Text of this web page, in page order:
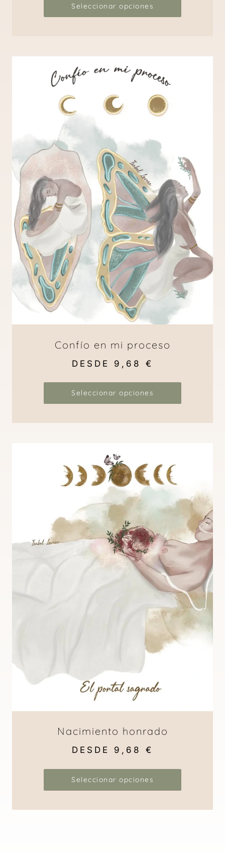
Seleccionar opciones
Confío en mi proceso
DESDE 9,68 €
Seleccionar opciones
Nacimiento honrado
DESDE 9,68 €
Seleccionar opciones